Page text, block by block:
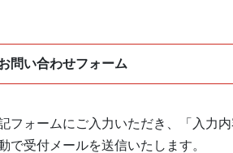
問い合わせフォーム
フォームにご入力いただき、「入力
で受付メールを送信いたします。